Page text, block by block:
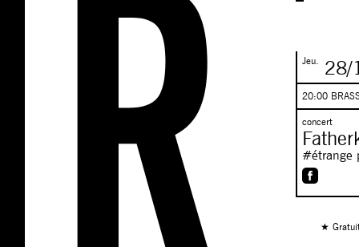
Jeu. 28/
20:00
concert
#étrange
★